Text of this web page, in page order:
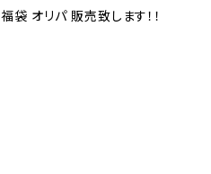
袋 オリパ 販売致します！！